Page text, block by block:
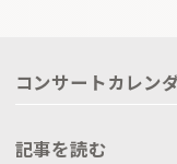
コンサートカレン
記事を読む